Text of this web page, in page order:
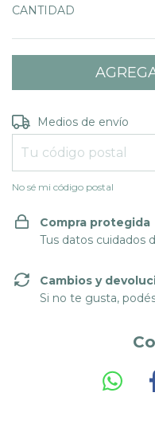
CANTIDAD
Entregas para el CP:
Medios de envío
No sé mi código postal
Compra protegida
Tus datos cuidados
Cambios y
Si no te gusta,